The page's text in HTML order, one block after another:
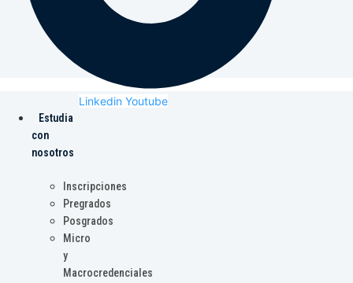
Linkedin Youtube
Estudia
con
nosotros
Inscripciones
Pregrados
Posgrados
Micro
y
Macrocredenciales